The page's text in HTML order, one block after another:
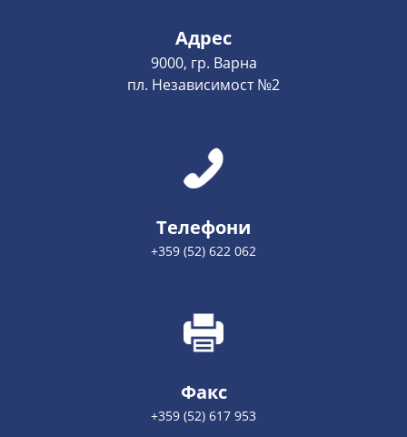
Адрес
9000, гр. Варна
пл. Независимост №2
Телефони
+359 (52) 622 062
Факс
+359 (52) 617 953